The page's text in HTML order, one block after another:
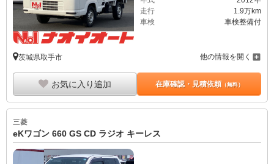
走行
1.9万km
車検
車検整備付
茨城県取手市 他の情報を開く
お気に入り追加 在庫確認・見積依頼（無料）
三菱
eKワゴン 660 GS CD ラジオ キーレス